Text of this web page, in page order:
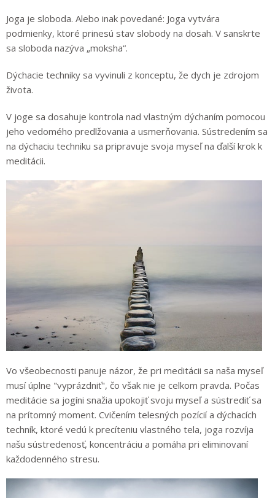
Joga je sloboda. Alebo inak povedané: Joga vytvára
podmienky, ktoré prinesú stav slobody na dosah. V sanskrte
sa sloboda nazýva „moksha“.
Dýchacie techniky sa vyvinuli z konceptu, že dych je zdrojom
života.
V joge sa dosahuje kontrola nad vlastným dýchaním pomocou
jeho vedomého predlžovania a usmerňovania. Sústredením sa
na dýchaciu techniku sa pripravuje svoja myseľ na ďalší krok k
meditácii.
Vo všeobecnosti panuje názor, že pri meditácii sa naša myseľ
musí úplne "vyprázdniť", čo však nie je celkom pravda. Počas
meditácie sa jogíni snažia upokojiť svoju myseľ a sústrediť sa
na prítomný moment. Cvičením telesných pozícií a dýchacích
techník, ktoré vedú k precíteniu vlastného tela, joga rozvíja
našu sústredenosť, koncentráciu a pomáha pri eliminovaní
každodenného stresu.